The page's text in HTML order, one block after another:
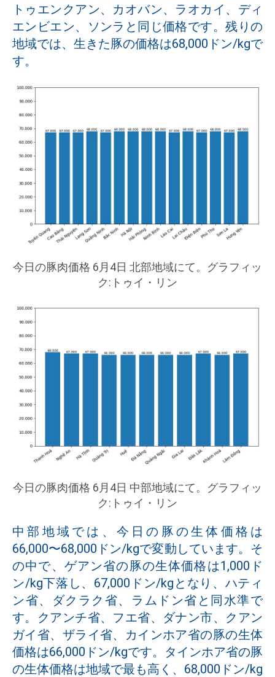
トゥエンクアン、カオバン、ラオカイ、ディ
エンビエン、ソンラと同じ価格です。残りの
地域では、生きた豚の価格は68,000ドン/kgで
す。
今日の豚肉価格 6月4日 北部地域にて。グラフィッ
ク:トゥイ・リン
今日の豚肉価格 6月4日 中部地域にて。グラフィッ
ク:トゥイ・リン
中部地域では、今日の豚の生体価格は
66,000〜68,000ドン/kgで変動しています。そ
の中で、ゲアン省の豚の生体価格は1,000ド
ン/kg下落し、67,000ドン/kgとなり、ハティ
ン省、ダクラク省、ラムドン省と同水準で
す。クアンチ省、フエ省、ダナン市、クアン
ガイ省、ザライ省、カインホア省の豚の生体
価格は66,000ドン/kgです。タインホア省の豚
の生体価格は地域で最も高く、68,000ドン/kg